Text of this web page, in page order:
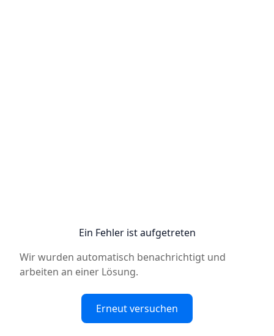
Ein Fehler ist aufgetreten
Wir wurden automatisch benachrichtigt und
arbeiten an einer Lösung.
Erneut versuchen